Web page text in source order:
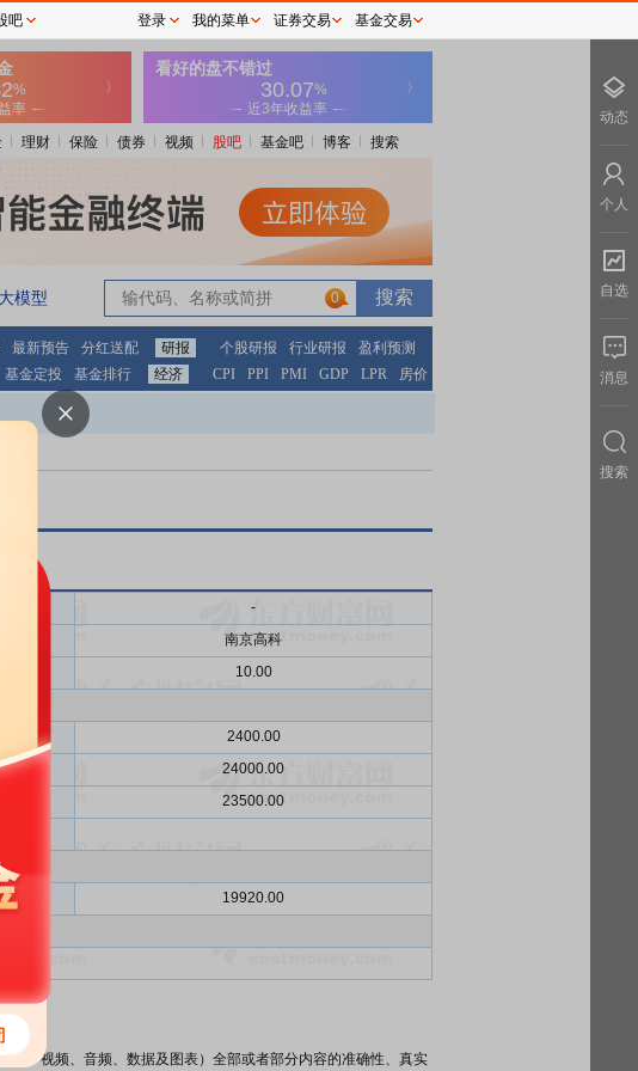
理财 保险 债券 视频 股吧 基金吧 博客 搜索
模型 0
最新预告 分红送配 研报 个股研报 行业研报
盈利预测
基金定投 基金排行 经济 CPI PPI PMI GDP LPR 房价
-
南京高科
10.00
)
2400.00
)
24000.00
)
23500.00
) 19920.00
、视频、音频、数据及图表）全部或者部分内容的准确性、真实
吧 登录 我的菜单 证券交易 基金交易
动态
个人
自选
消息
搜索